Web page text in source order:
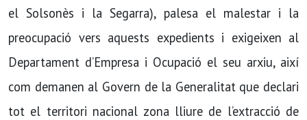
el Solsonès i la Segarra), palesa el malestar i la
preocupació vers aquests expedients i exigeixen al
Departament d’Empresa i Ocupació el seu arxiu, així
com demanen al Govern de la Generalitat que declari
tot el territori nacional zona lliure de l’extracció de